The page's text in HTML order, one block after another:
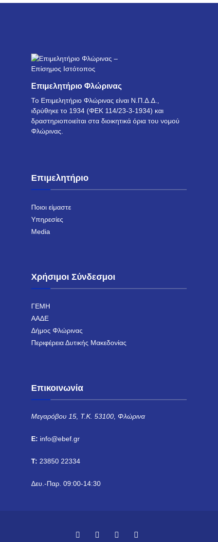
Επιμελητήριο Φλώρινας
Το Επιμελητήριο Φλώρινας είναι Ν.Π.Δ.Δ.,
ιδρύθηκε το 1934 (ΦΕΚ 114/23-3-1934) και
δραστηριοποιείται στα διοικητικά όρια του νομού
Φλώρινας.
Επιμελητήριο
Ποιοι είμαστε
Υπηρεσίες
Media
Χρήσιμοι Σύνδεσμοι
ΓΕΜΗ
ΑΑΔΕ
Δήμος Φλώρινας
Περιφέρεια Δυτικής Μακεδονίας
Επικοινωνία
Μεγαρόβου 15, Τ.Κ. 53100, Φλώρινα
E: info@ebef.gr
T: 23850 22334
Δευ.-Παρ. 09:00-14:30